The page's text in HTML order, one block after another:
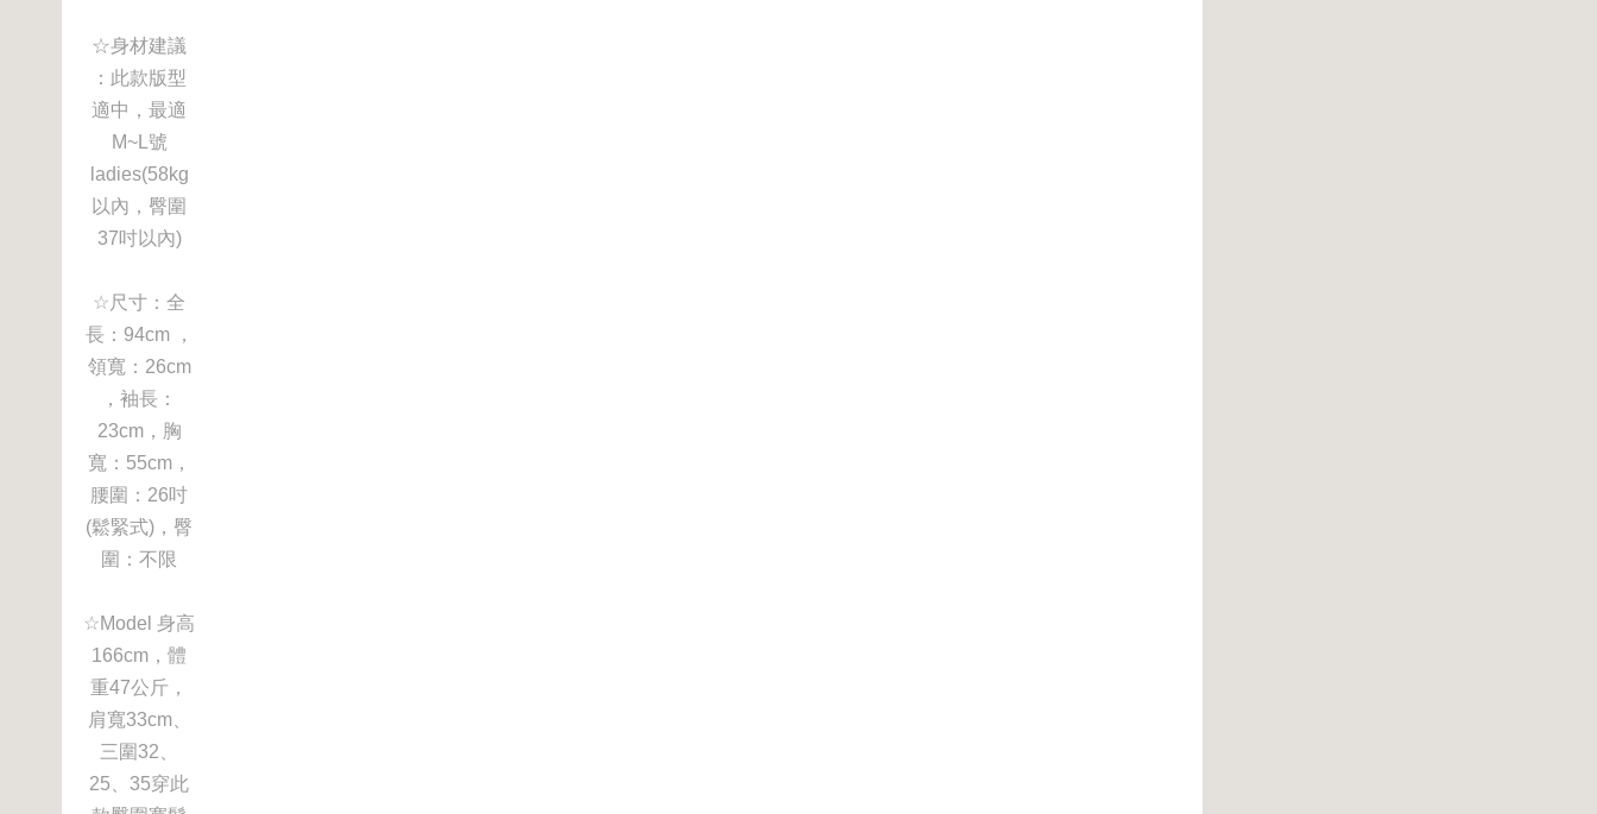
☆身材建議
：此款版型
適中，最適
M~L號
ladies(58kg
以內，臀圍
37吋以內)
☆尺寸：全
長：94cm ，
領寬：26cm
，袖長：
23cm，胸
寬：55cm，
腰圍：26吋
(鬆緊式)，臀
圍：不限
☆Model 身高
166cm，體
重47公斤，
肩寬33cm、
三圍32、
25、35穿此